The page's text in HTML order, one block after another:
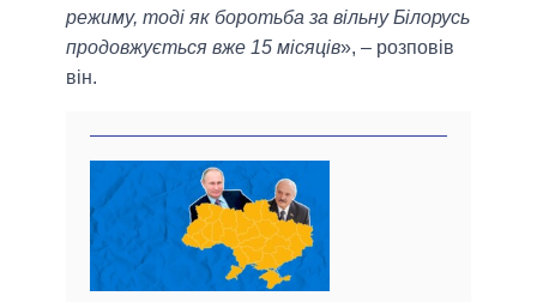
режиму, тоді як боротьба за вільну Білорусь
продовжується вже 15 місяців», – розповів
він.